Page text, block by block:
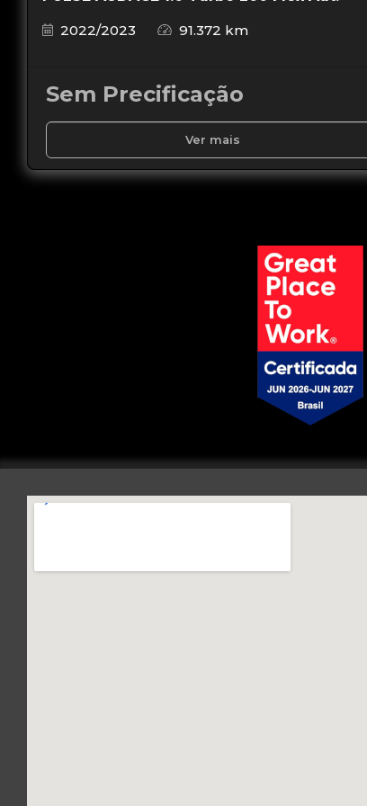
2022/2023
91.372 km
Sem Precificação
Ver mais